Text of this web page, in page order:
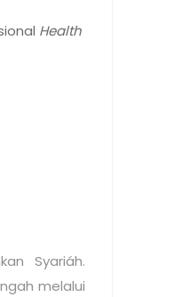
Health
Syariáh.
melalui